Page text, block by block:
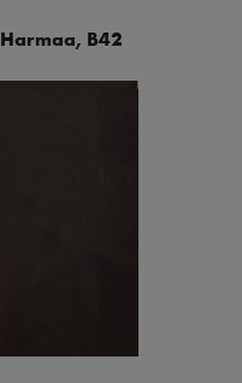
Harmaa, B42